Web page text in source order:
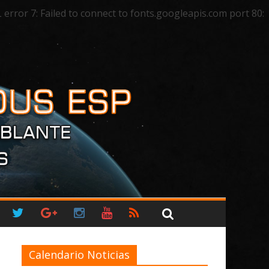
7: Failed to connect to fonts.googleapis.com port 80:
Calendario Noticias